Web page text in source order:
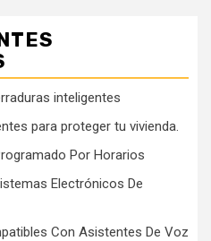
inteligentes
para proteger tu vivienda.
Por Horarios
Electrónicos De
Con Asistentes De Voz